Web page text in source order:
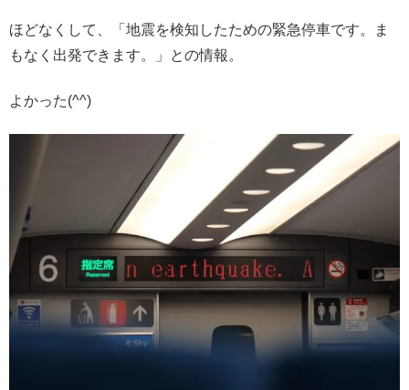
ほどなくして、「地震を検知したための緊急停車です。ま
もなく出発できます。」との情報。
よかった(^^)